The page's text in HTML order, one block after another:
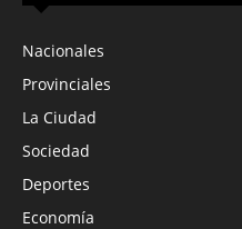
Nacionales
Provinciales
La Ciudad
Sociedad
Deportes
Economía